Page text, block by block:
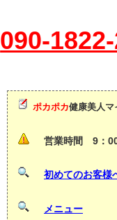
090-
ポカポカ健康美人
営業時間 9：
初めてのお客様
メニュー